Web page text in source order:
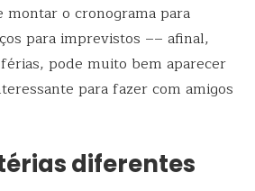
montar o cronograma para
para imprevistos –– afinal,
pode muito bem aparecer
para fazer com amigos
diferentes